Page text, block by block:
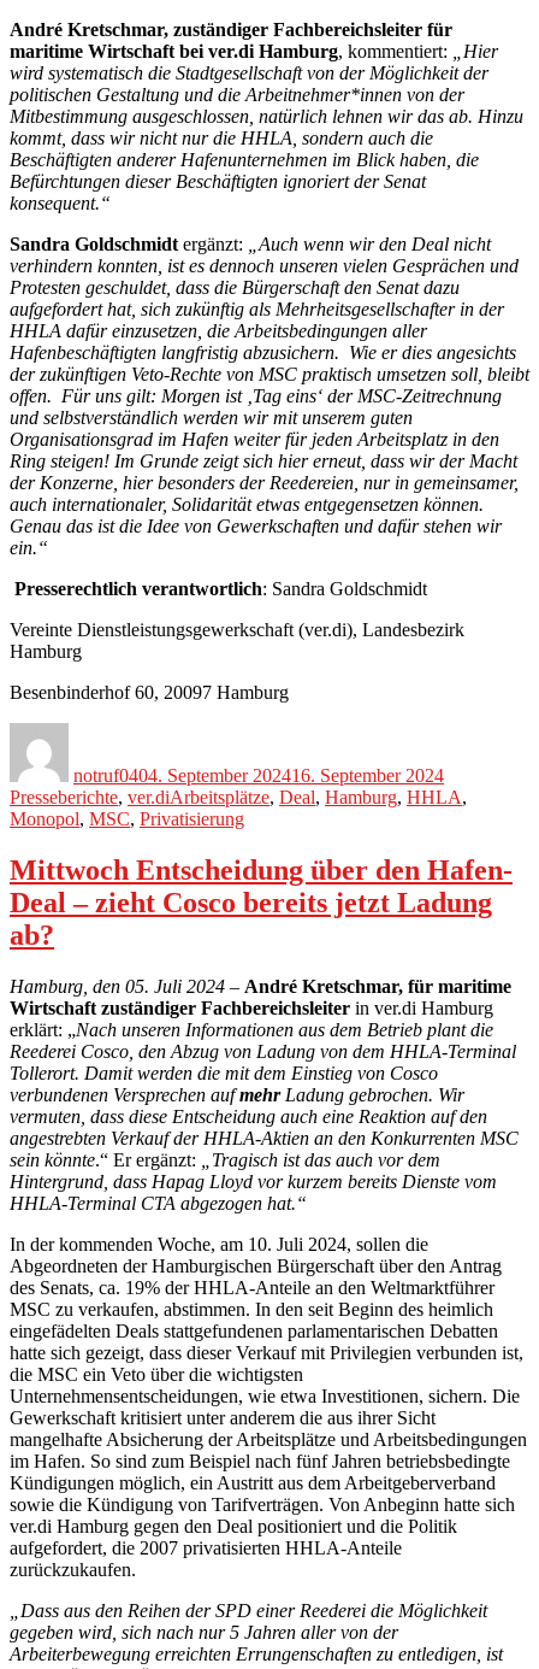
André Kretschmar, zuständiger Fachbereichsleiter für
maritime Wirtschaft bei ver.di Hamburg, kommentiert:
„Hier
wird systematisch die Stadtgesellschaft von der Möglichkeit der
politischen Gestaltung und die Arbeitnehmer*innen von der
Mitbestimmung ausgeschlossen, natürlich lehnen wir das ab. Hinzu
kommt, dass wir nicht nur die HHLA, sondern auch die
Beschäftigten anderer Hafenunternehmen im Blick haben, die
Befürchtungen dieser Beschäftigten ignoriert der Senat
konsequent.“
Sandra Goldschmidt ergänzt:
„Auch wenn wir den Deal nicht
verhindern konnten, ist es dennoch unseren vielen Gesprächen und
Protesten geschuldet, dass die Bürgerschaft den Senat dazu
aufgefordert hat, sich zukünftig als Mehrheitsgesellschafter in der
HHLA dafür einzusetzen, die Arbeitsbedingungen aller
Hafenbeschäftigten langfristig abzusichern. Wie er dies angesichts
der zukünftigen Veto-Rechte von MSC praktisch umsetzen soll, bleibt
offen. Für uns gilt: Morgen ist ‚Tag eins‘ der MSC-Zeitrechnung
und selbstverständlich werden wir mit unserem guten
Organisationsgrad im Hafen weiter für jeden Arbeitsplatz in den
Ring steigen! Im Grunde zeigt sich hier erneut, dass wir der Macht
der Konzerne, hier besonders der Reedereien, nur in gemeinsamer,
auch internationaler, Solidarität etwas entgegensetzen können.
Genau das ist die Idee von Gewerkschaften und dafür stehen wir
ein.“
Presserechtlich verantwortlich: Sandra Goldschmidt
Vereinte Dienstleistungsgewerkschaft (ver.di), Landesbezirk
Hamburg
Besenbinderhof 60, 20097 Hamburg
notruf0404. September 202416. September 2024
Presseberichte, ver.diSchlagwörter
Arbeitsplätze, Deal, Hamburg, HHLA,
Monopol, MSC, Privatisierung
Mittwoch Entscheidung über den Hafen-
Deal – zieht Cosco bereits jetzt Ladung
ab?
Hamburg, den 05. Juli 2024 – André Kretschmar, für maritime
Wirtschaft zuständiger Fachbereichsleiter in ver.di Hamburg
erklärt: „Nach unseren Informationen aus dem Betrieb plant die
Reederei Cosco, den Abzug von Ladung von dem HHLA-Terminal
Tollerort. Damit werden die mit dem Einstieg von Cosco
verbundenen Versprechen aufmehrLadung gebrochen. Wir
vermuten, dass diese Entscheidung auch eine Reaktion auf den
angestrebten Verkauf der HHLA-Aktien an den Konkurrenten MSC
sein könnte.“ Er ergänzt:
„Tragisch ist das auch vor dem
Hintergrund, dass Hapag Lloyd vor kurzem bereits Dienste vom
HHLA-Terminal CTA abgezogen hat.“
In der kommenden Woche, am 10. Juli 2024, sollen die
Abgeordneten der Hamburgischen Bürgerschaft über den Antrag
des Senats, ca. 19% der HHLA-Anteile an den Weltmarktführer
MSC zu verkaufen, abstimmen. In den seit Beginn des heimlich
eingefädelten Deals stattgefundenen parlamentarischen Debatten
hatte sich gezeigt, dass dieser Verkauf mit Privilegien verbunden ist,
die MSC ein Veto über die wichtigsten
Unternehmensentscheidungen, wie etwa Investitionen, sichern. Die
Gewerkschaft kritisiert unter anderem die aus ihrer Sicht
mangelhafte Absicherung der Arbeitsplätze und Arbeitsbedingungen
im Hafen. So sind zum Beispiel nach fünf Jahren betriebsbedingte
Kündigungen möglich, ein Austritt aus dem Arbeitgeberverband
sowie die Kündigung von Tarifverträgen. Von Anbeginn hatte sich
ver.di Hamburg gegen den Deal positioniert und die Politik
aufgefordert, die 2007 privatisierten HHLA-Anteile
zurückzukaufen.
„Dass aus den Reihen der SPD einer Reederei die Möglichkeit
gegeben wird, sich nach nur 5 Jahren aller von der
Arbeiterbewegung erreichten Errungenschaften zu entledigen, ist